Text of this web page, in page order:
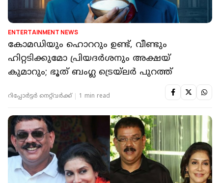
ENTERTAINMENT NEWS
കോമഡിയും ഹൊററും ഉണ്ട്, വീണ്ടും
ഹിറ്റടിക്കുമോ പ്രിയദർശനും അക്ഷയ്
കുമാറും; ഭൂത് ബംഗ്ല ട്രെയ്‌ലർ പുറത്ത്
റിപ്പോർട്ടർ നെറ്റ്‌വര്‍ക്ക്‌ 1 min read